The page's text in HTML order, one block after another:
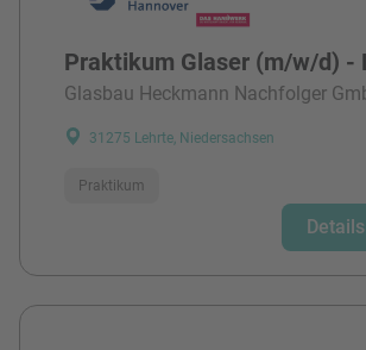
Praktikum Glaser (m/w/d) -
Glasbau Heckmann Nachfolger
31275 Lehrte, Niedersachsen
Praktikum